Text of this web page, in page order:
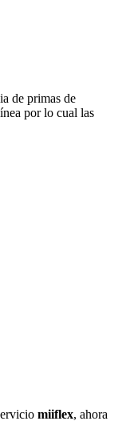
de primas de
por lo cual las
miiflex, ahora